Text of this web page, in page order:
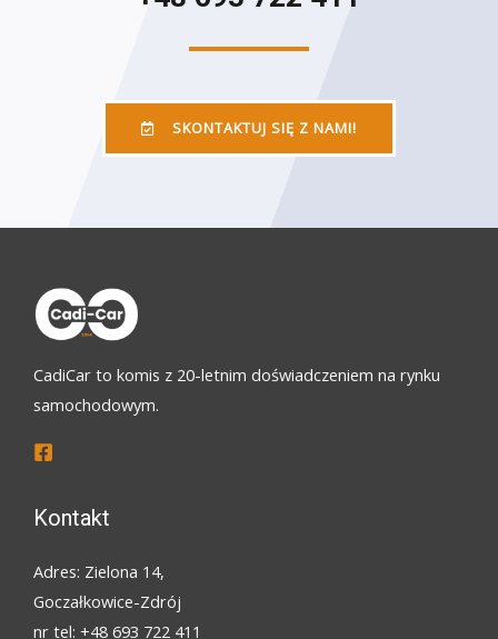
SKONTAKTUJ SIĘ Z NAMI!
CadiCar to komis z 20-letnim doświadczeniem na rynku
samochodowym.
Kontakt
Adres: Zielona 14,
Goczałkowice-Zdrój
nr tel: +48 693 722 411